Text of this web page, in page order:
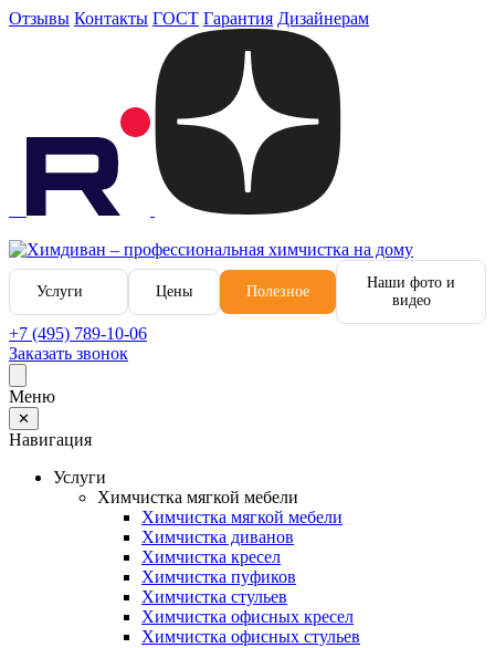
Отзывы Контакты ГОСТ Гарантия Дизайнерам
Услуги Цены Полезное
Наши фото и
видео
+7 (495) 789-10-06
Заказать звонок
Меню
✕
Навигация
Услуги
Химчистка мягкой мебели
Химчистка мягкой мебели
Химчистка диванов
Химчистка кресел
Химчистка пуфиков
Химчистка стульев
Химчистка офисных кресел
Химчистка офисных стульев